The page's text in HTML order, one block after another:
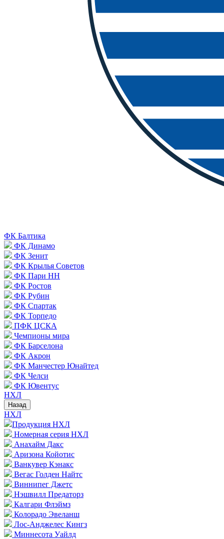
ФК Балтика
ФК Динамо
ФК Зенит
ФК Крылья Советов
ФК Пари НН
ФК Ростов
ФК Рубин
ФК Спартак
ФК Торпедо
ПФК ЦСКА
Чемпионы мира
ФК Барселона
ФК Акрон
ФК Манчестер Юнайтед
ФК Челси
ФК Ювентус
НХЛ
Назад
НХЛ
Продукция НХЛ
Номерная серия НХЛ
Анахайм Дакс
Аризона Койотис
Ванкувер Кэнакс
Вегас Голден Найтс
Виннипег Джетс
Нэшвилл Предаторз
Калгари Флэймз
Колорадо Эвеланш
Лос-Анджелес Кингз
Миннесота Уайлд